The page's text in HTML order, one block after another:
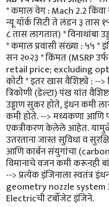
* कमाल वेग : Mach 2.2
न्यू यॉर्क सिटी ते लंडन ३ तास
८ तास लागतात) * विनाथांबा
* कमाल प्रवासी संख्या : ५५ *
सन २०२३ * किंमत (MSRP
retail price; excluding
कोटी * इतर खास वैशिष्ट्ये : --
त्रिकोणी (डेल्टा) पंख यांत
उड्डाण सुकर होते, इंधन कमी
कमी होते. --> मध्यकणा आणि
एकत्रीकरण केलेले आहेत.
उतरताना जास्त सुविधा व
आणि कार्बन संयुगांचा
विमानाचे वजन कमी करूनही
--> प्रत्येक इंजिनाला स्वतंत्र
geometry nozzle system
Electricची टर्बोजेट इंजिने.